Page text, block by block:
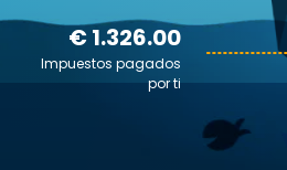
€ 1.326.00
Impuestos pagados
por ti